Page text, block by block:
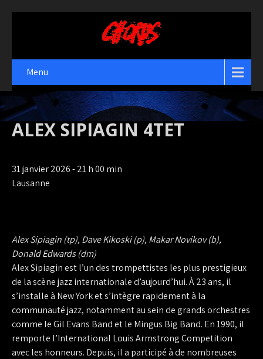
Menu
ALEX SIPIAGIN 4TET
31 janvier 2026 - 21 h 00 min
Lausanne
Alex Sipiagin (tp), Dave Kikoski (p), Makar Novikov (b),
Donald Edwards (dm)
Alex Sipiagin est l’un des trompettistes les plus prestigieux
de la scène jazz internationale d’aujourd’hui. À 23 ans, il
s’installe à New York et s’intègre rapidement à la
communauté jazz, notamment au sein de grands orchestres
comme le Gil Evans Band et le Mingus Big Band. En 1990, il
remporte l’International Louis Armstrong Competition
avec les honneurs. Depuis, il a participé à de nombreuses